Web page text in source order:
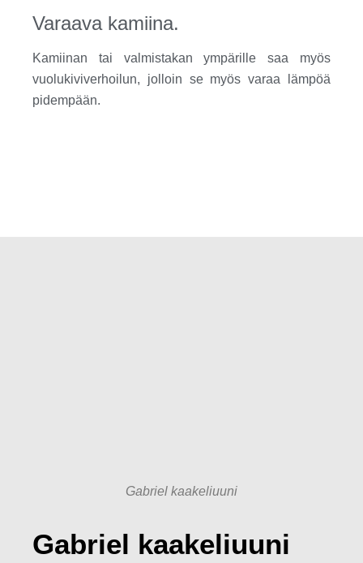
Varaava kamiina.
Kamiinan tai valmistakan ympärille saa myös
vuolukiviverhoilun, jolloin se myös varaa lämpöä
pidempään.
Gabriel kaakeliuuni
Gabriel kaakeliuuni